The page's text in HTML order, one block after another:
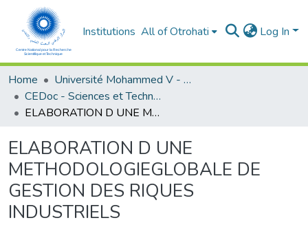
Institutions All of Otrohati Log In
Home
Université Mohammed V - Rabat
CEDoc - Sciences et Techniques pour l’ingénieur
ELABORATION D UNE METHODOLOGIEGLOBALE DE GESTION DES RIQUES INDUSTRIELS
ELABORATION D UNE
METHODOLOGIEGLOBALE DE
GESTION DES RIQUES
INDUSTRIELS